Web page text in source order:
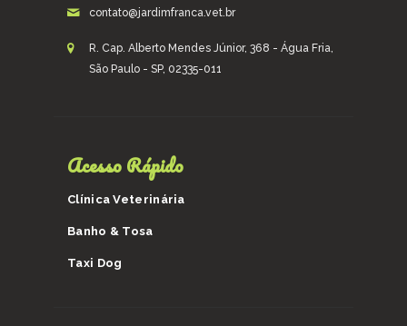
contato@jardimfranca.vet.br
R. Cap. Alberto Mendes Júnior, 368 - Água Fria,
São Paulo - SP, 02335-011
Acesso Rápido
Clínica Veterinária
Banho & Tosa
Taxi Dog